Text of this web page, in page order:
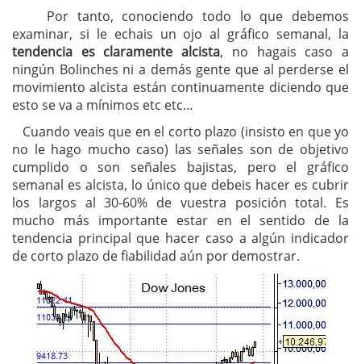
Por tanto, conociendo todo lo que debemos
examinar, si le echais un ojo al gráfico semanal, la
tendencia es claramente alcista, no hagais caso a
ningún Bolinches ni a demás gente que al perderse el
movimiento alcista están continuamente diciendo que
esto se va a mínimos etc etc…
Cuando veais que en el corto plazo (insisto en que yo
no le hago mucho caso) las señales son de objetivo
cumplido o son señales bajistas, pero el gráfico
semanal es alcista, lo único que debeis hacer es cubrir
los largos al 30-60% de vuestra posición total. Es
mucho más importante estar en el sentido de la
tendencia principal que hacer caso a algún indicador
de corto plazo de fiabilidad aún por demostrar.